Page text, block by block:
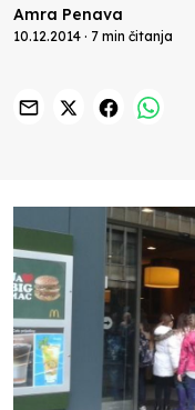
Amra Penava
10.12.2014 · 7 min čitanja